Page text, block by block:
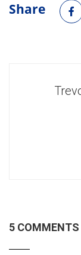
Share
5 COMMENTS